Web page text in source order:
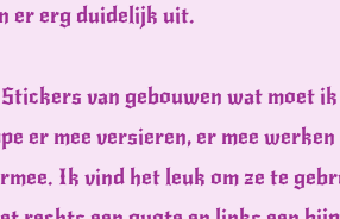
er erg duidelijk uit.
van gebouwen wat moet
er mee versieren, er mee
Ik vind het leuk om ze te